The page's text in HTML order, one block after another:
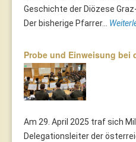
Geschichte der Diözese
Der bisherige Pfarrer...
Probe und Einweisung bei
Am 29. April 2025 traf sich
Delegationsleiter der